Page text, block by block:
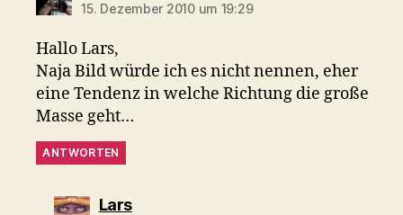
15. Dezember 2010 um 19:29
Hallo Lars,
Naja Bild würde ich es nicht nennen, eher
eine Tendenz in welche Richtung die große
Masse geht…
ANTWORTEN
Larssagt: